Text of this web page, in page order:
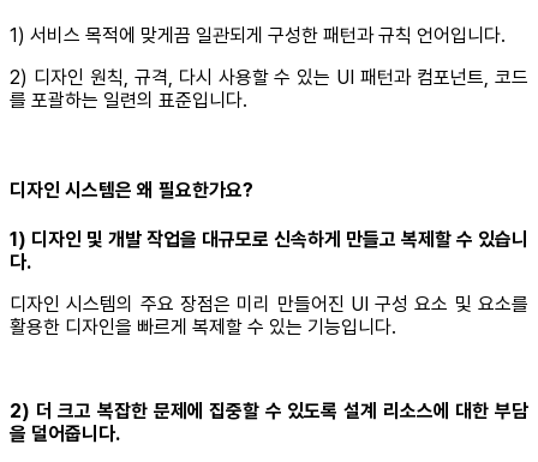
1) 서비스 목적에 맞게끔 일관되게 구성한 패턴과 규칙 언어입니다.
2) 디자인 원칙, 규격, 다시 사용할 수 있는 UI 패턴과 컴포넌트, 코드
를 포괄하는 일련의 표준입니다.
디자인 시스템은 왜 필요한가요?
1) 디자인 및 개발 작업을 대규모로 신속하게 만들고 복제할 수 있습니
다.
디자인 시스템의 주요 장점은 미리 만들어진 UI 구성 요소 및 요소를
활용한 디자인을 빠르게 복제할 수 있는 기능입니다.
2) 더 크고 복잡한 문제에 집중할 수 있도록 설계 리소스에 대한 부담
을 덜어줍니다.